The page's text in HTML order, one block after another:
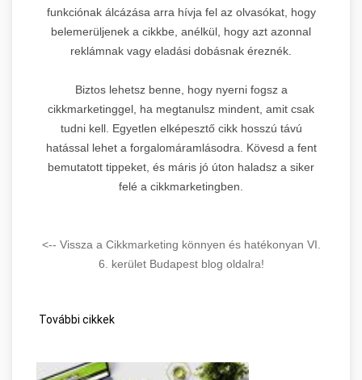
funkciónak álcázása arra hívja fel az olvasókat, hogy
belemerüljenek a cikkbe, anélkül, hogy azt azonnal
reklámnak vagy eladási dobásnak éreznék.
Biztos lehetsz benne, hogy nyerni fogsz a
cikkmarketinggel, ha megtanulsz mindent, amit csak
tudni kell. Egyetlen elképesztő cikk hosszú távú
hatással lehet a forgalomáramlásodra. Kövesd a fent
bemutatott tippeket, és máris jó úton haladsz a siker
felé a cikkmarketingben.
<-- Vissza a Cikkmarketing könnyen és hatékonyan VI.
6. kerület Budapest blog oldalra!
További cikkek